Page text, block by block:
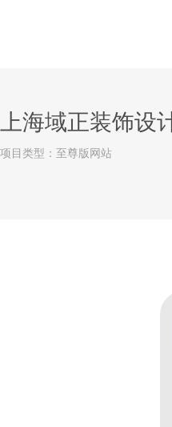
上海域正装饰设
项目类型：至尊版网站